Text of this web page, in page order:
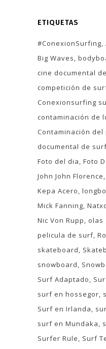
ETIQUETAS
#ConexionSurfing
Big Waves
cine documental
competición de
Conexionsurfing
contaminación de
Contaminación del
documental de
Foto del dia Foto
John John Florence
Kepa Acero
Mick Fanning
Nic Von Rupp
olas
pelicula de surf
skateboard
snowboard
Surf Adaptado
surf en hossegor
Surf en Irlanda
surf en Mundaka
Surfer Rule
Surf